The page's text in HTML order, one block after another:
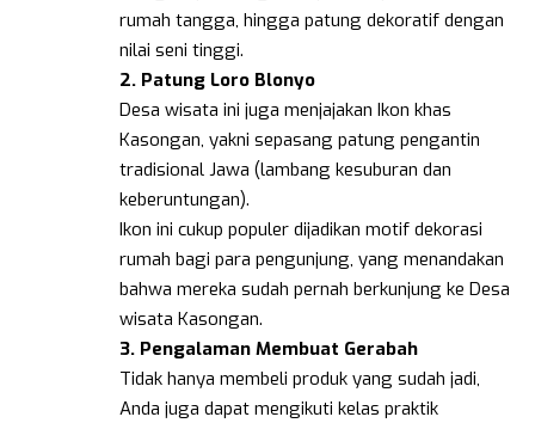
rumah tangga, hingga patung dekoratif dengan
nilai seni tinggi.
2. Patung Loro Blonyo
Desa wisata ini juga menjajakan Ikon khas
Kasongan, yakni sepasang patung pengantin
tradisional Jawa (lambang kesuburan dan
keberuntungan).
Ikon ini cukup populer dijadikan motif dekorasi
rumah bagi para pengunjung, yang menandakan
bahwa mereka sudah pernah berkunjung ke Desa
wisata Kasongan.
3. Pengalaman Membuat Gerabah
Tidak hanya membeli produk yang sudah jadi,
Anda juga dapat mengikuti kelas praktik